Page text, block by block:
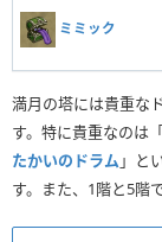
ミミック
満月の塔には貴重な
す。特に貴重なのは
たかいのドラム 」と
す。また、1階と5階